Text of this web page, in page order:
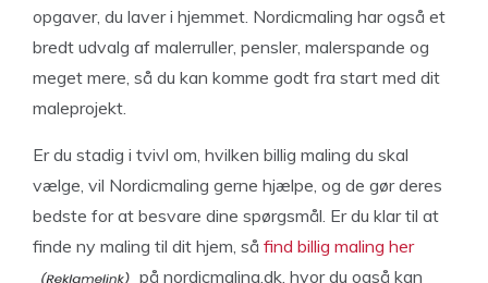
opgaver, du laver i hjemmet. Nordicmaling har også et
bredt udvalg af malerruller, pensler, malerspande og
meget mere, så du kan komme godt fra start med dit
maleprojekt.
Er du stadig i tvivl om, hvilken billig maling du skal
vælge, vil Nordicmaling gerne hjælpe, og de gør deres
bedste for at besvare dine spørgsmål. Er du klar til at
finde ny maling til dit hjem, så find billig maling her
på nordicmaling.dk, hvor du også kan